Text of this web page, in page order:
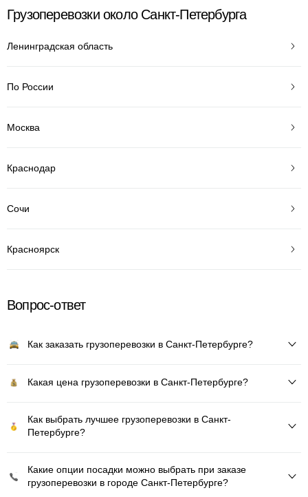
Грузоперевозки около Санкт-Петербурга
Ленинградская область
По России
Москва
Краснодар
Сочи
Красноярск
Вопрос-ответ
Как заказать грузоперевозки в Санкт-Петербурге?
Какая цена грузоперевозки в Санкт-Петербурге?
Как выбрать лучшее грузоперевозки в Санкт-
Петербурге?
Какие опции посадки можно выбрать при заказе
грузоперевозки в городе Санкт-Петербурге?